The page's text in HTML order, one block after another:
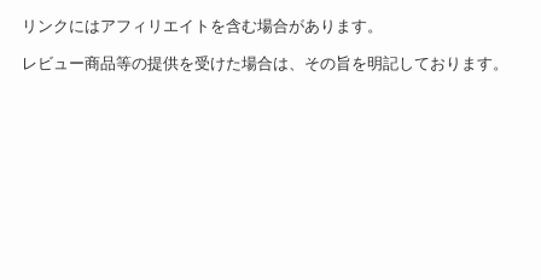
リンクにはアフィリエイトを含む場合があります。
レビュー商品等の提供を受けた場合は、その旨を明記しております。